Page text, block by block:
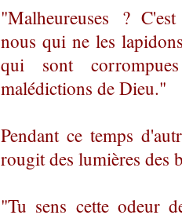
"Malheureuses ?
nous qui ne les
qui sont
malédictions de Dieu."
Pendant ce temps
rougit des lumières des
"Tu sens cette odeur